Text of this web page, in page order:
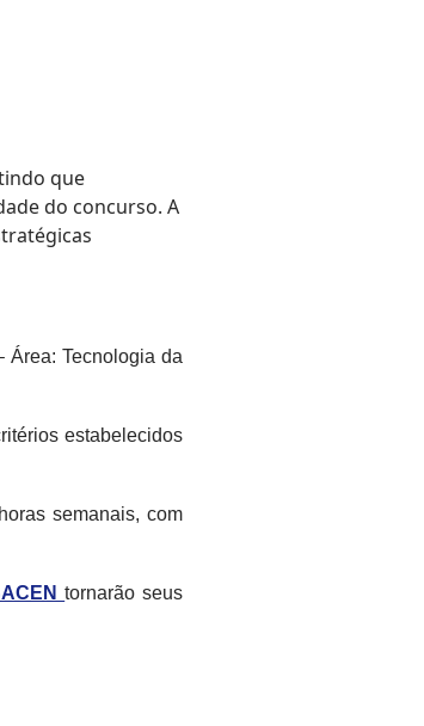
que
do concurso. A
Área: Tecnologia da
estabelecidos
semanais, com
tornarão seus